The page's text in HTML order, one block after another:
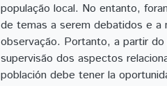
população local. No entanto,
de temas a serem debatidos e a
observação. Portanto, a partir
supervisão dos aspectos
población debe tener la